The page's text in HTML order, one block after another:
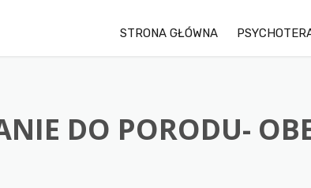
STRONA GŁÓWNA
DO PORODU-